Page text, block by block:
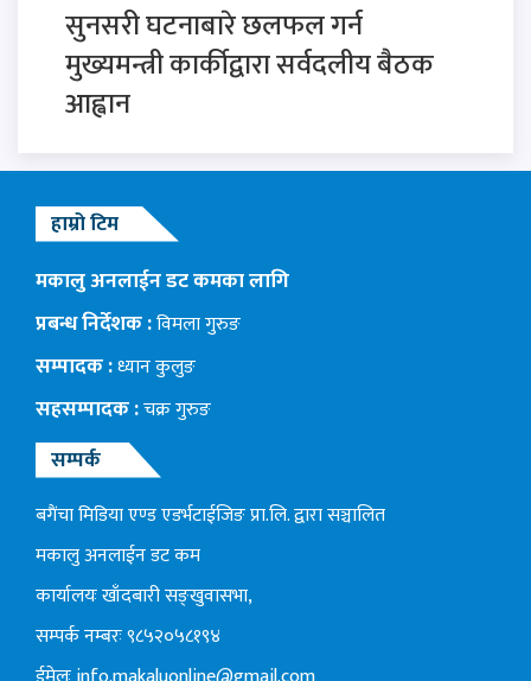
सुनसरी घटनाबारे छलफल गर्न
मुख्यमन्त्री कार्कीद्वारा सर्वदलीय बैठक
आह्वान
हाम्रो टिम
मकालु अनलाईन डट कमका लागि
प्रबन्ध निर्देशक :विमला गुरुङ
सम्पादक :ध्यान कुलुङ
सहसम्पादक :चक्र गुरुङ
सम्पर्क
बगैंचा मिडिया एण्ड एडर्भटाईजिङ प्रा.लि. द्वारा सञ्चालित
मकालु अनलाईन डट कम
कार्यालयः खाँदबारी सङ्खुवासभा,
सम्पर्क नम्बरः ९८५२०५८१९४